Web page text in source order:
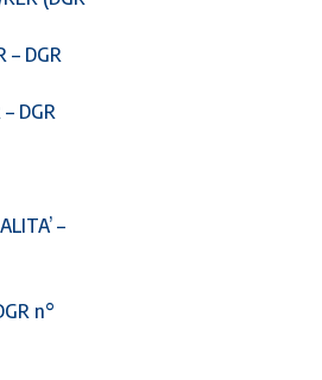
– DGR
DGR
–
n°